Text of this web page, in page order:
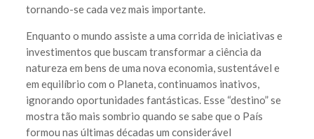
tornando-se cada vez mais importante.
Enquanto o mundo assiste a uma corrida de iniciativas e
investimentos que buscam transformar a ciência da
natureza em bens de uma nova economia, sustentável e
em equilíbrio com o Planeta, continuamos inativos,
ignorando oportunidades fantásticas. Esse “destino” se
mostra tão mais sombrio quando se sabe que o País
formou nas últimas décadas um considerável